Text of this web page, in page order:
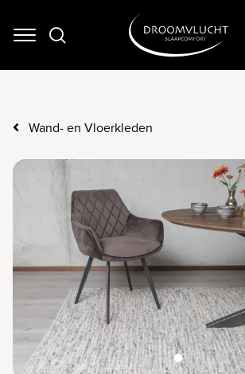
Navigation
Wand- en Vloerkleden